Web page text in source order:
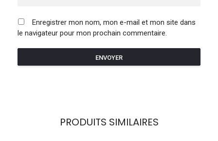
Enregistrer mon nom, mon e-mail et mon site dans
le navigateur pour mon prochain commentaire.
PRODUITS SIMILAIRES